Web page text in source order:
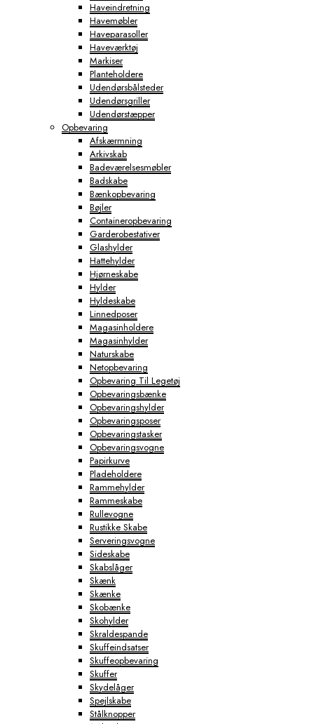
Haveindretning
Havemøbler
Haveparasoller
Haveværktøj
Markiser
Planteholdere
Udendørsbålsteder
Udendørsgriller
Udendørstæpper
Opbevaring
Afskærmning
Arkivskab
Badeværelsesmøbler
Badskabe
Bænkopbevaring
Bøjler
Containeropbevaring
Garderobestativer
Glashylder
Hattehylder
Hjørneskabe
Hylder
Hyldeskabe
Linnedposer
Magasinholdere
Magasinhylder
Naturskabe
Netopbevaring
Opbevaring Til Legetøj
Opbevaringsbænke
Opbevaringshylder
Opbevaringsposer
Opbevaringstasker
Opbevaringsvogne
Papirkurve
Pladeholdere
Rammehylder
Rammeskabe
Rullevogne
Rustikke Skabe
Serveringsvogne
Sideskabe
Skabslåger
Skænk
Skænke
Skobænke
Skohylder
Skraldespande
Skuffeindsatser
Skuffeopbevaring
Skuffer
Skydelåger
Spejlskabe
Stålknopper